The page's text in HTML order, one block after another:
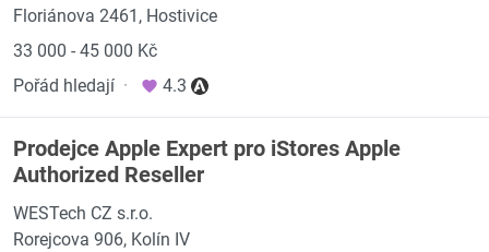
Floriánova 2461, Hostivice
33 000 - 45 000 Kč
Pořád hledají · 4.3
Prodejce Apple Expert pro iStores Apple
Authorized Reseller
WESTech CZ s.r.o.
Rorejcova 906, Kolín IV